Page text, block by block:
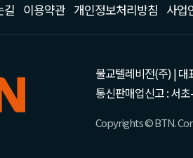
길 이용약관 개인정보처리방침 사업
불교텔레비전(주) | 대
통신판매업신고 : 서
Copyrights © BTN.